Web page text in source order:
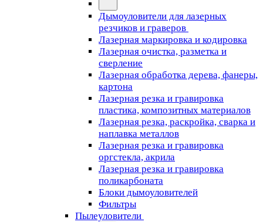
Дымоуловители для лазерных
резчиков и граверов
Лазерная маркировка и кодировка
Лазерная очистка, разметка и
сверление
Лазерная обработка дерева, фанеры,
картона
Лазерная резка и гравировка
пластика, композитных материалов
Лазерная резка, раскройка, сварка и
наплавка металлов
Лазерная резка и гравировка
оргстекла, акрила
Лазерная резка и гравировка
поликарбоната
Блоки дымоуловителей
Фильтры
Пылеуловители